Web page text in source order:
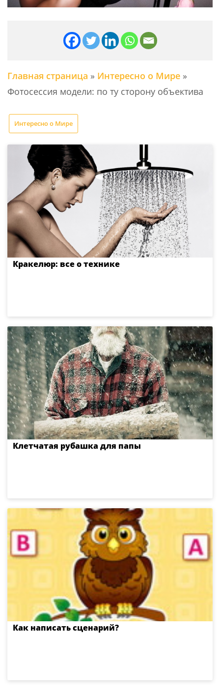
Главная страница » Интересно о Мире »
Фотосессия модели: по ту сторону объектива
Интересно о Мире
Кракелюр: все о технике
Клетчатая рубашка для папы
Как написать сценарий?